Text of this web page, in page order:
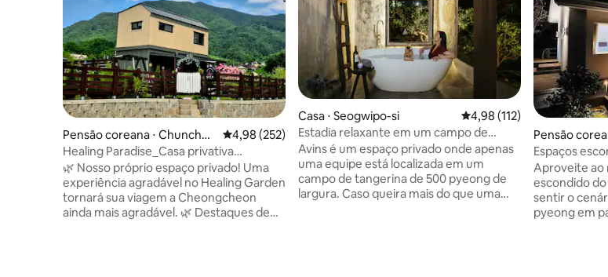
Pensão coreana ⋅ Chuncheo
n-si
4,98 de uma avaliação média de 5, 252 avaliações
4,98 (252)
Healing Paradise_Casa privativa
individual 〮 Churrasqueira 〮 Jardim de
chá_Dogs welcome_Distance: 5 min
from Chuncheon IC
🌿 Nosso próprio espaço privado! Uma
experiência agradável no Healing Garden
tornará sua viagem a Cheongcheon
ainda mais agradável. 🌿 Destaques de
Casa ⋅ Seogwipo-si 4,98 de uma avaliação
4,98 (112)
Estadia relaxante em um campo de
tangerinas: Abins (banheira ao ar livre no
campo de tangerinas) * Desconto de
primeiro aniversário *
Avins é um espaço privado onde apenas
uma equipe está localizada em um
campo de tangerina de 500 pyeong de
largura. Caso queira mais do que uma
Pensão
si
Espaços
agora)
Aproveite ao
escondido do
sentir o
pyeong em particular.